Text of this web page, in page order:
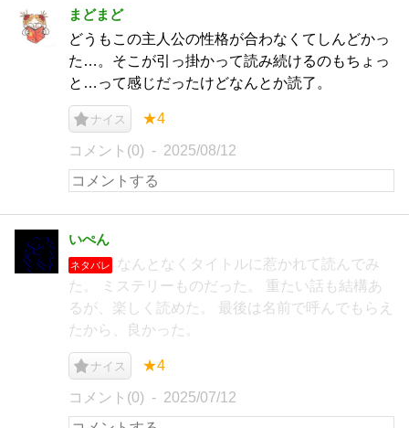
まどまど
どうもこの主人公の性格が合わなくてしんどかっ
た…。そこが引っ掛かって読み続けるのもちょっ
と…って感じだったけどなんとか読了。
ナイス ★4
コメント(0) 2025/08/12
いぺん
ネタバレ
なんとなくタイトルに惹かれて読んでみ
た。 ミステリーものだった。 重たい話も結構あ
るが、楽しく読めた。 最後は名前で呼んでもらえ
たから、良かった。
ナイス ★4
コメント(0) 2025/07/12